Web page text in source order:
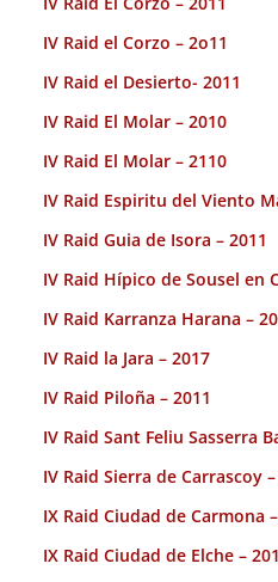
IV Raid el Corzo – 2o11
IV Raid el Desierto- 2011
IV Raid El Molar – 2010
IV Raid El Molar – 2110
IV Raid Espiritu del Viento
IV Raid Guia de Isora – 2011
IV Raid Hípico de Sousel en
IV Raid Karranza Harana –
IV Raid la Jara – 2017
IV Raid Piloña – 2011
IV Raid Sant Feliu Sasserra
IV Raid Sierra de Carrascoy –
IX Raid Ciudad de Carmona
IX Raid Ciudad de Elche –